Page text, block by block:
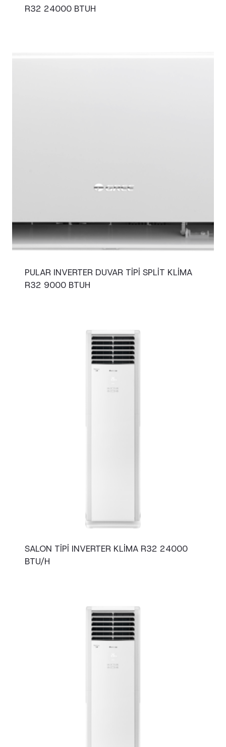
R32 24000 BTUH
PULAR INVERTER DUVAR TIPI SPLIT KLIMA
R32 9000 BTUH
SALON TIPI INVERTER KLIMA R32 24000
BTU/H